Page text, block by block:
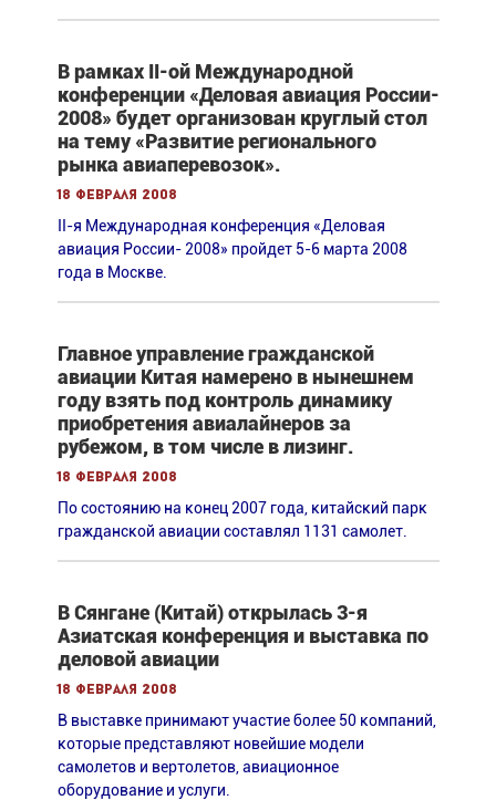
В рамках II-ой Международной
конференции «Деловая авиация России-
2008» будет организован круглый стол
на тему «Развитие регионального
рынка авиаперевозок».
18 февраля 2008
II-я Международная конференция «Деловая
авиация России- 2008» пройдет 5-6 марта 2008
года в Москве.
Главное управление гражданской
авиации Китая намерено в нынешнем
году взять под контроль динамику
приобретения авиалайнеров за
рубежом, в том числе в лизинг.
18 февраля 2008
По состоянию на конец 2007 года, китайский парк
гражданской авиации составлял 1131 самолет.
В Сянгане (Китай) открылась 3-я
Азиатская конференция и выставка по
деловой авиации
18 февраля 2008
В выставке принимают участие более 50 компаний,
которые представляют новейшие модели
самолетов и вертолетов, авиационное
оборудование и услуги.